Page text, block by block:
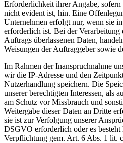
Erforderlichkeit ihrer Angabe, sofern
nicht evident ist, hin. Eine
Unternehmen erfolgt nur, wenn sie
erforderlich ist. Bei der Verarbeitung
Auftrags überlassenen Daten,
Weisungen der Auftraggeber sowie
Im Rahmen der Inanspruchnahme
wir die IP-Adresse und den
Nutzerhandlung speichern. Die
unserer berechtigten Interessen, als
am Schutz vor Missbrauch und
Weitergabe dieser Daten an Dritte
sie ist zur Verfolgung unserer
DSGVO erforderlich oder es besteht
Verpflichtung gem. Art. 6 Abs. 1 lit.